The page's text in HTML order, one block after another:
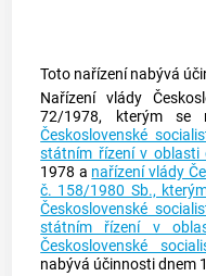
Toto nařízení nabývá
Nařízení vlády
72/1978, kterým se
Československé
státním řízení v oblasti
1978 a nařízení vlády
č. 158/1980 Sb.,
Československé
státním řízení v
Československé
nabývá účinnosti dnem